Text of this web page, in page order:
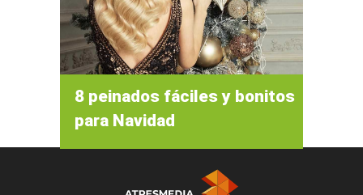
8 peinados fáciles y bonitos
para Navidad